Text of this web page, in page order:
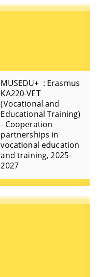
MUSEDU+ : Erasmus
KA220-VET
(Vocational and
Educational Training)
- Cooperation
partnerships in
vocational education
and training, 2025-
2027